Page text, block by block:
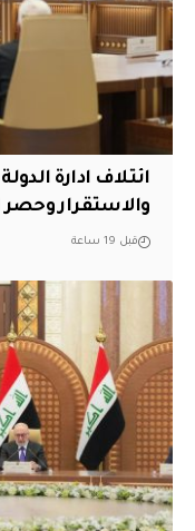
ائتلاف ادارة
والاستقرار وحصر
قبل 19 ساعة